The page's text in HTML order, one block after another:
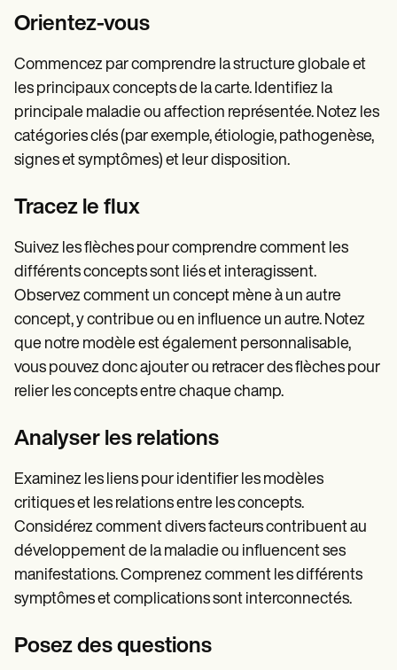
Orientez-vous
Commencez par comprendre la structure globale et
les principaux concepts de la carte. Identifiez la
principale maladie ou affection représentée. Notez les
catégories clés (par exemple, étiologie, pathogenèse,
signes et symptômes) et leur disposition.
Tracez le flux
Suivez les flèches pour comprendre comment les
différents concepts sont liés et interagissent.
Observez comment un concept mène à un autre
concept, y contribue ou en influence un autre. Notez
que notre modèle est également personnalisable,
vous pouvez donc ajouter ou retracer des flèches pour
relier les concepts entre chaque champ.
Analyser les relations
Examinez les liens pour identifier les modèles
critiques et les relations entre les concepts.
Considérez comment divers facteurs contribuent au
développement de la maladie ou influencent ses
manifestations. Comprenez comment les différents
symptômes et complications sont interconnectés.
Posez des questions